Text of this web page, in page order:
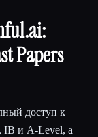
Papers
доступ к
IB и A-Level, а